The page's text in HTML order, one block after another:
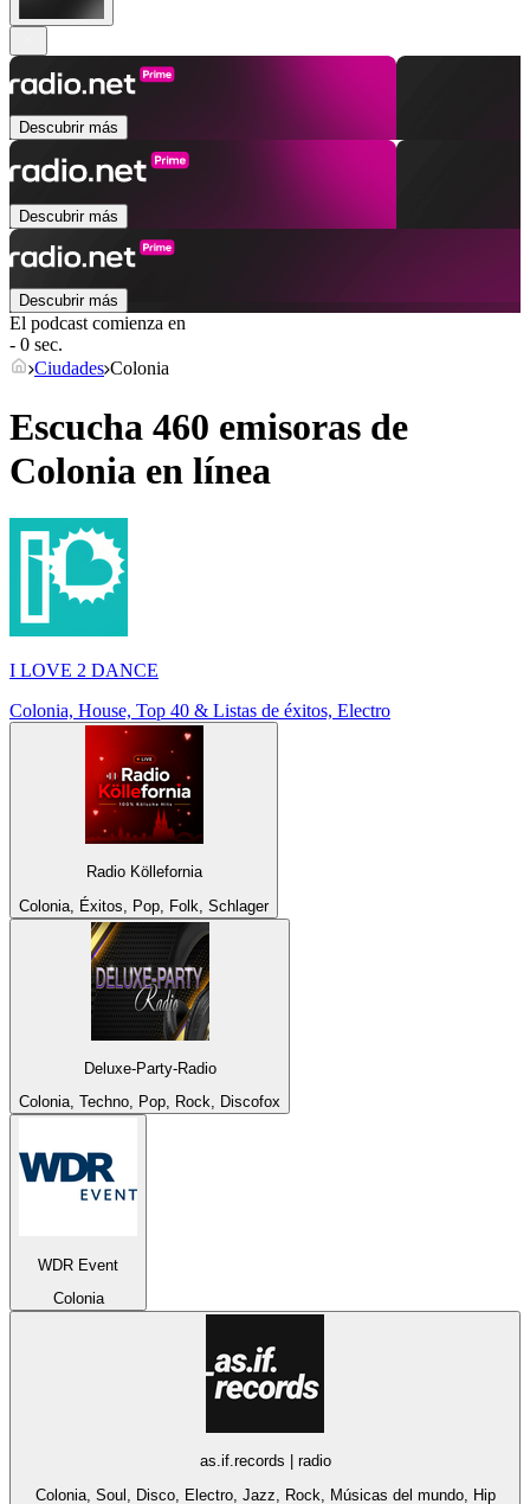
Descubrir más
Descubrir más
Descubrir más
El podcast comienza en
- 0 sec.
Ciudades Colonia
Escucha 460 emisoras de
Colonia en línea
I LOVE 2 DANCE
Colonia, House, Top 40 & Listas de éxitos, Electro
Radio Köllefornia
Colonia, Éxitos, Pop, Folk, Schlager
Deluxe-Party-Radio
Colonia, Techno, Pop, Rock, Discofox
WDR Event
Colonia
as.if.records | radio
Colonia, Soul, Disco, Electro, Jazz, Rock, Músicas del mundo, Hip